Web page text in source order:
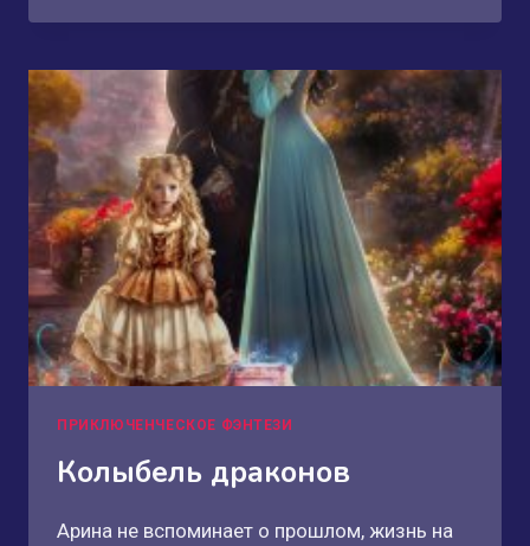
ИЛИ
ДЛЯ
ДРАКОНА
ПРИКЛЮЧЕНЧЕСКОЕ ФЭНТЕЗИ
Колыбель драконов
Арина не вспоминает о прошлом, жизнь на